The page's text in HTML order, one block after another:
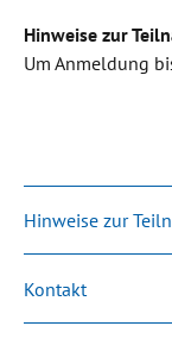
Hinweise zur
Um Anmeldung
Hinweise zur
Kontakt